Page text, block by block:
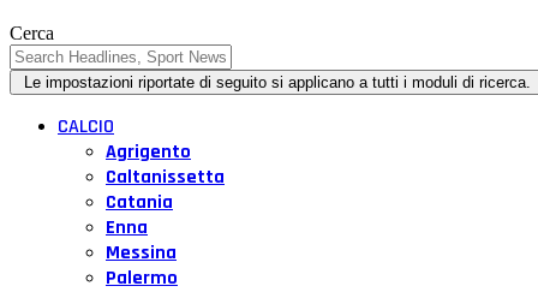
Cerca
CALCIO
Agrigento
Caltanissetta
Catania
Enna
Messina
Palermo